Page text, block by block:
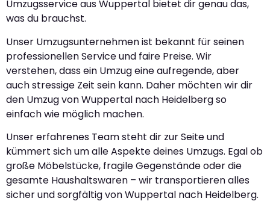
Umzugsservice aus Wuppertal bietet dir genau das,
was du brauchst.
Unser Umzugsunternehmen ist bekannt für seinen
professionellen Service und faire Preise. Wir
verstehen, dass ein Umzug eine aufregende, aber
auch stressige Zeit sein kann. Daher möchten wir dir
den Umzug von Wuppertal nach Heidelberg so
einfach wie möglich machen.
Unser erfahrenes Team steht dir zur Seite und
kümmert sich um alle Aspekte deines Umzugs. Egal ob
große Möbelstücke, fragile Gegenstände oder die
gesamte Haushaltswaren – wir transportieren alles
sicher und sorgfältig von Wuppertal nach Heidelberg.